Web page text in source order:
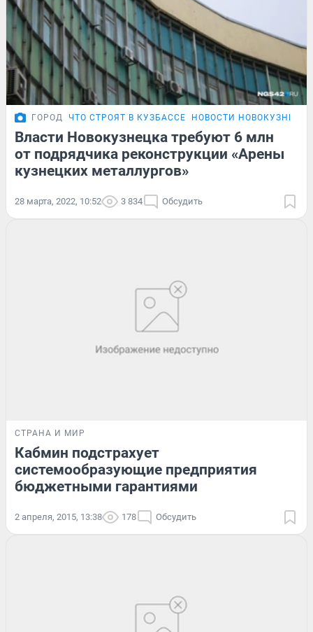
ГОРОД ЧТО СТРОЯТ В КУЗБАССЕ НОВОСТИ НОВОКУЗНЕЦКА
Власти Новокузнецка требуют 6 млн
от подрядчика реконструкции «Арены
кузнецких металлургов»
28 марта, 2022, 10:52 3 834 Обсудить
СТРАНА И МИР
Кабмин подстрахует
системообразующие предприятия
бюджетными гарантиями
2 апреля, 2015, 13:38 178 Обсудить